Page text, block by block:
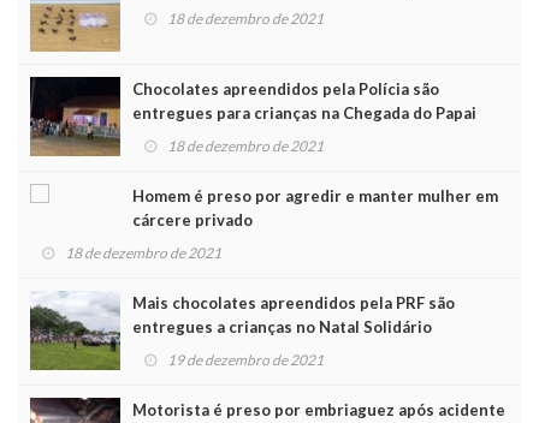
18 de dezembro de 2021
Chocolates apreendidos pela Polícia são
entregues para crianças na Chegada do Papai
Noel 18 de dezembro de 2021
Homem é preso por agredir e manter mulher em
cárcere privado
18 de dezembro de 2021
Mais chocolates apreendidos pela PRF são
entregues a crianças no Natal Solidário
19 de dezembro de 2021
Motorista é preso por embriaguez após acidente